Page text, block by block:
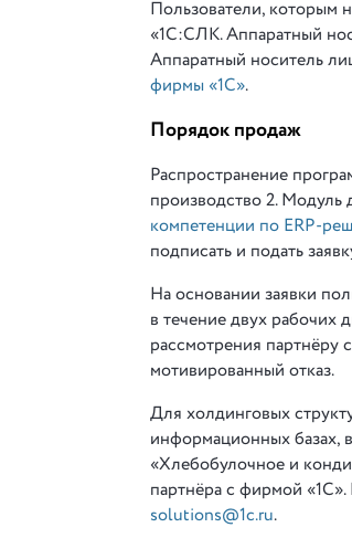
Пользователи, которым
«1С:СЛК. Аппаратный
Аппаратный носитель
фирмы «1С».
Порядок продаж
Распространение
производство 2. Модуль
компетенции по ERP-
подписать и подать
На основании заявки
в течение двух рабочих
рассмотрения партнёру
мотивированный отказ.
Для холдинговых
информационных базах,
«Хлебобулочное и
партнёра с фирмой
solutions@1c.ru.